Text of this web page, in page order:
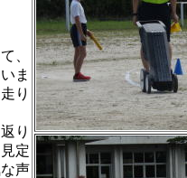
、
ま
り
り
定
声